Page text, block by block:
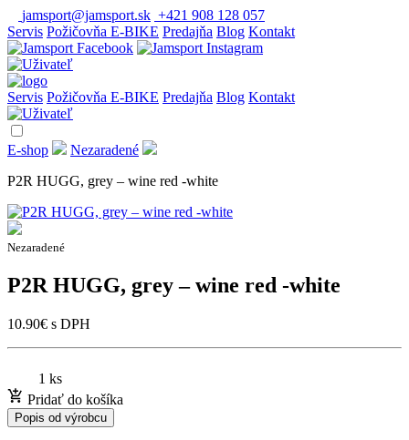
jamsport@jamsport.sk +421 908 128 057
Servis Požičovňa E-BIKE Predajňa Blog Kontakt
Servis Požičovňa E-BIKE Predajňa Blog Kontakt
E-shop
Nezaradené
P2R HUGG, grey – wine red -white
Nezaradené
P2R HUGG, grey – wine red -white
10.90€ s DPH
1 ks
Pridať do košíka
Popis od výrobcu